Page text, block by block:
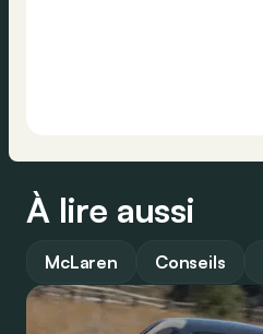
À lire aussi
McLaren Conseils